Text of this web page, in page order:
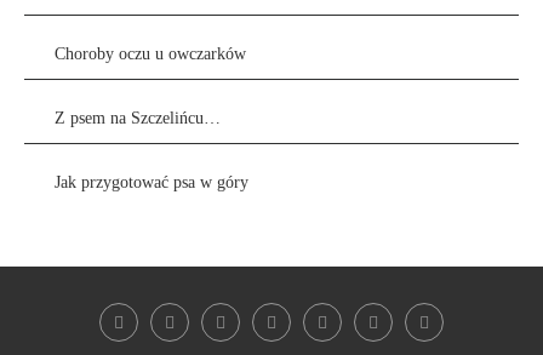
Choroby oczu u owczarków
Z psem na Szczelińcu…
Jak przygotować psa w góry